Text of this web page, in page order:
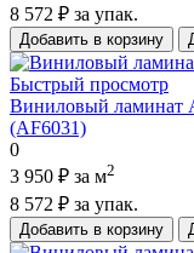
8 572 ₽ за упак.
Добавить в корзину
Быстрый просмотр
Виниловый ламинат
(AF6031)
0
3 950 ₽ за м2
8 572 ₽ за упак.
Добавить в корзину